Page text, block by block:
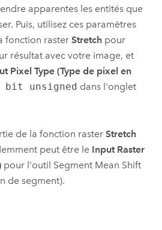
apparentes les entités que
Puis, utilisez ces paramètres
fonction rasterStretch pour
résultat avec votre image, et
Pixel Type (Type de pixel en
bit unsigned dans l'onglet
de la fonction rasterStretch
peut être le Input Raster
pour l'outil Segment Mean Shift
de segment).